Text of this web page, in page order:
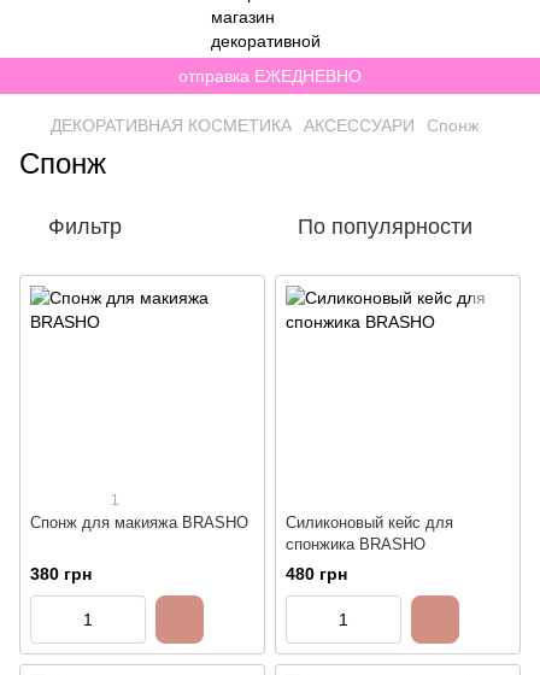
отправка ЕЖЕДНЕВНО
ДЕКОРАТИВНАЯ КОСМЕТИКА АКСЕССУАРИ Спонж
Спонж
Фильтр По популярности
1
Спонж для макияжа BRASHO
380 грн
Силиконовый кейс для
спонжика BRASHO
480 грн